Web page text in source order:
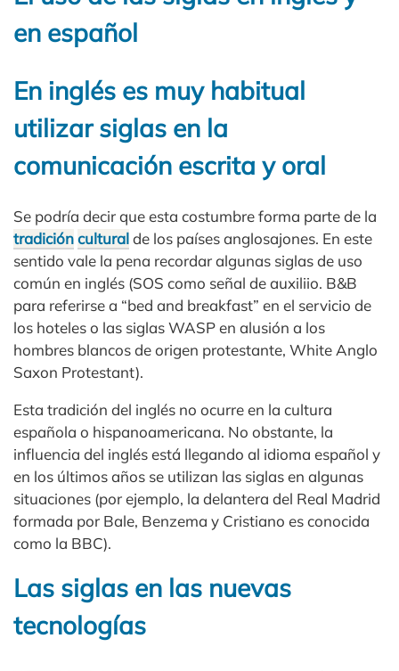
en español
En inglés es muy habitual
utilizar siglas en la
comunicación escrita y oral
Se podría decir que esta costumbre forma parte de la
tradiciónculturalde los países anglosajones. En este
sentido vale la pena recordar algunas siglas de uso
común en inglés (SOS como señal de auxiliio. B&B
para referirse a “bed and breakfast” en el servicio de
los hoteles o las siglas WASP en alusión a los
hombres blancos de origen protestante, White Anglo
Saxon Protestant).
Esta tradición del inglés no ocurre en la cultura
española o hispanoamericana. No obstante, la
influencia del inglés está llegando al idioma español y
en los últimos años se utilizan las siglas en algunas
situaciones (por ejemplo, la delantera del Real Madrid
formada por Bale, Benzema y Cristiano es conocida
como la BBC).
Las siglas en las nuevas
tecnologías